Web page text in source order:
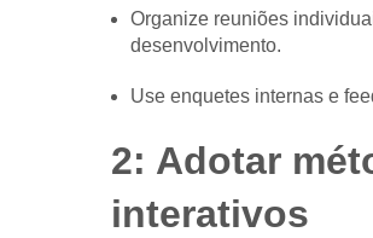
Organize reuniões
desenvolvimento.
Use enquetes internas e
2: Adotar
interativos